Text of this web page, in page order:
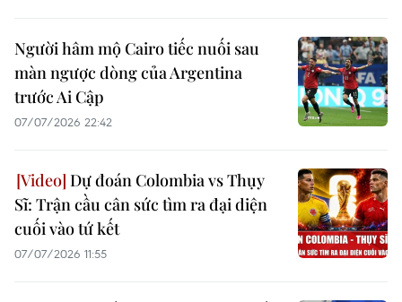
Người hâm mộ Cairo tiếc nuối sau
màn ngược dòng của Argentina
trước Ai Cập
07/07/2026 22:42
Dự đoán Colombia vs Thụy
Sĩ: Trận cầu cân sức tìm ra đại diện
cuối vào tứ kết
07/07/2026 11:55